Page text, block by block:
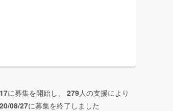
に募集を開始し、 279人の支援により
08/27に募集を終了しました